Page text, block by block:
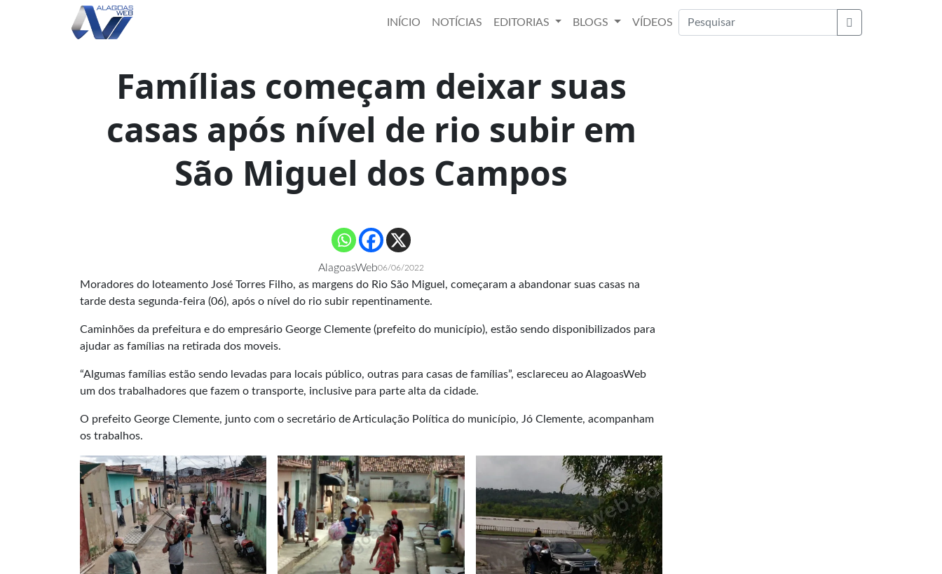
INÍCIO NOTÍCIAS EDITORIAS BLOGS
VÍDEOS
Buscar
Famílias começam deixar suas
casas após nível de rio subir em
São Miguel dos Campos
AlagoasWeb06/06/2022
Moradores do loteamento José Torres Filho, as margens do Rio São Miguel, começaram a abandonar suas casas na
tarde desta segunda-feira (06), após o nível do rio subir repentinamente.
Caminhões da prefeitura e do empresário George Clemente (prefeito do município), estão sendo disponibilizados para
ajudar as famílias na retirada dos moveis.
“Algumas famílias estão sendo levadas para locais público, outras para casas de famílias”, esclareceu ao AlagoasWeb
um dos trabalhadores que fazem o transporte, inclusive para parte alta da cidade.
O prefeito George Clemente, junto com o secretário de Articulação Política do município, Jó Clemente, acompanham
os trabalhos.